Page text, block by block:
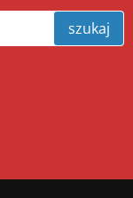
szukaj